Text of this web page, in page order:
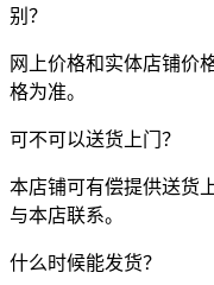
别？
网上价格和实体店铺价
格为准。
可不可以送货上门？
本店铺可有偿提供送货
与本店联系。
什么时候能发货？